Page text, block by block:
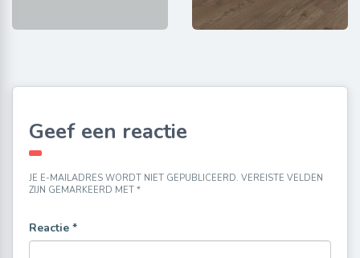
Geef een reactie
JE E-MAILADRES WORDT NIET GEPUBLICEERD. VEREISTE VELDEN
ZIJN GEMARKEERD MET *
Reactie *